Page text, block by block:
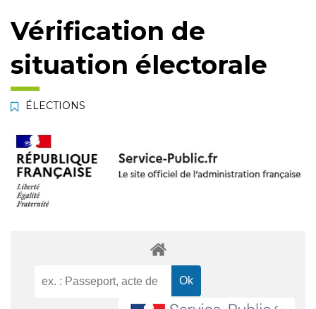
Vérification de
situation électorale
ÉLECTIONS